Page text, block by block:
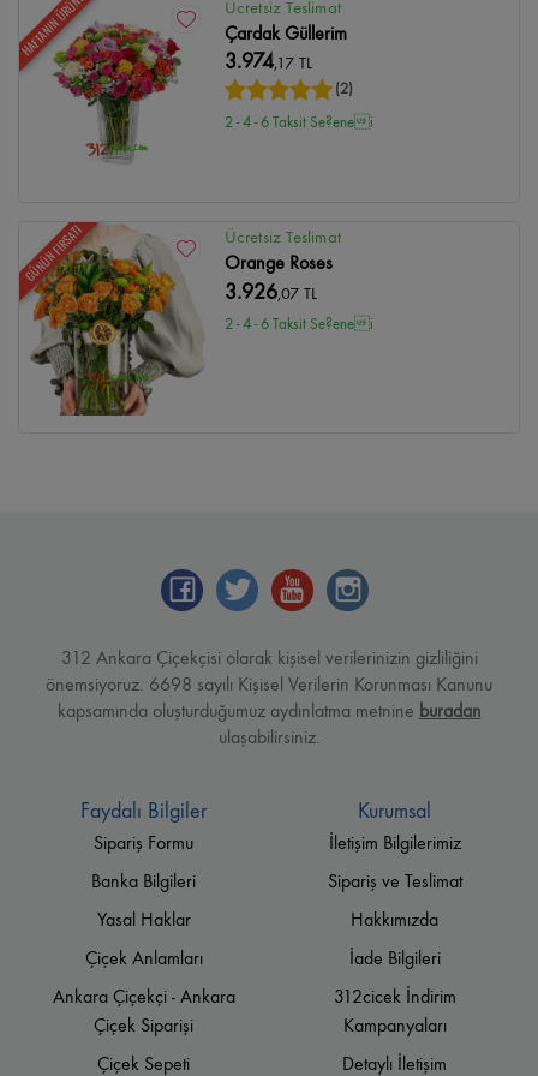
HAFTANIN ÜRÜNÜ Ücretsiz Teslimat
Çardak Güllerim
3.974,17 TL
(2)
2 - 4 - 6 Taksit Se?enei
GÜNÜN FIRSATI Ücretsiz Teslimat
Orange Roses
3.926,07 TL
2 - 4 - 6 Taksit Se?enei
312 Ankara Çiçekçisi olarak kişisel verilerinizin gizliliğini
önemsiyoruz. 6698 sayılı Kişisel Verilerin Korunması Kanunu
kapsamında oluşturduğumuz aydınlatma metnine buradan
ulaşabilirsiniz.
Faydalı Bilgiler
Sipariş Formu
Banka Bilgileri
Yasal Haklar
Çiçek Anlamları
Ankara Çiçekçi - Ankara
Çiçek Siparişi
Çiçek Sepeti
Kurumsal
İletişim Bilgilerimiz
Sipariş ve Teslimat
Hakkımızda
İade Bilgileri
312cicek İndirim
Kampanyaları
Detaylı İletişim